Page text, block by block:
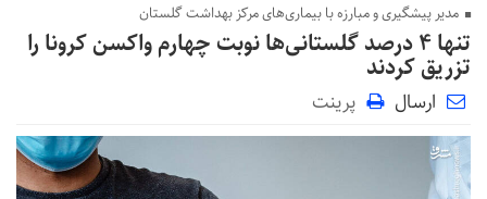
مدیر پیشگیری و مبارزه با بیماری‌های مرکز بهداشت گلستان
تنها 4 درصد گلستانی‌ها نوبت چهارم واکسن کرونا را
تزریق کردند
ارسال پرینت